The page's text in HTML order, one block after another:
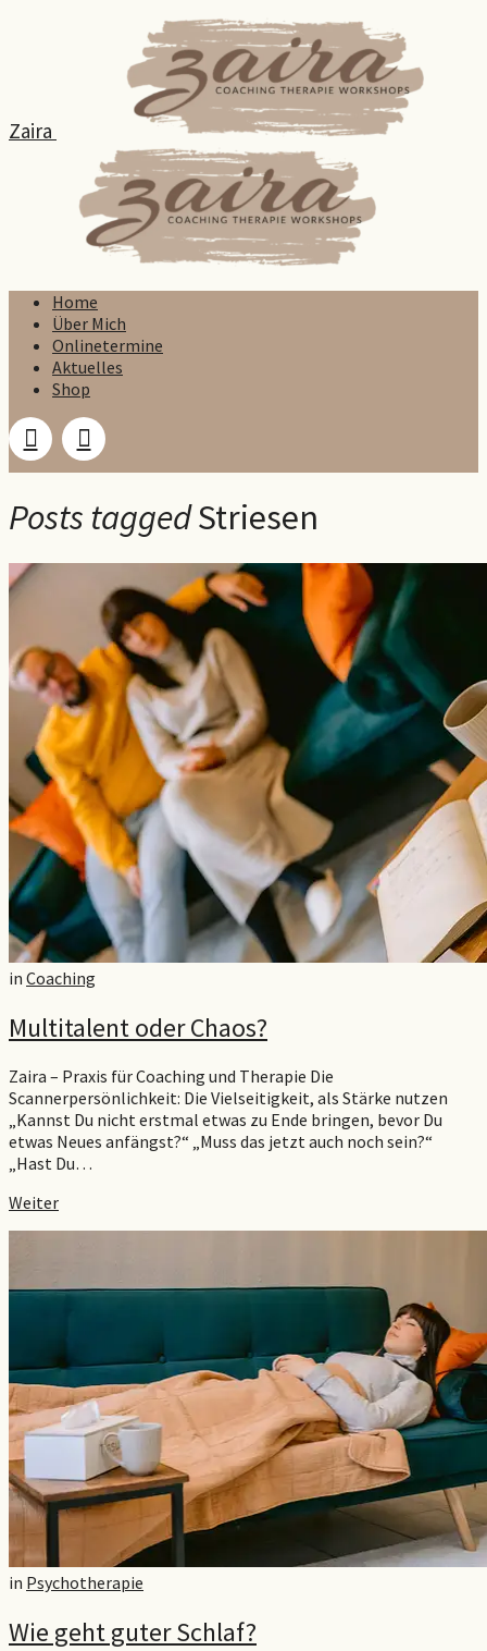
Zaira
Home
Über Mich
Onlinetermine
Aktuelles
Shop
Posts taggedStriesen
in Coaching
Multitalent oder Chaos?
Zaira – Praxis für Coaching und Therapie Die
Scannerpersönlichkeit: Die Vielseitigkeit, als Stärke nutzen
„Kannst Du nicht erstmal etwas zu Ende bringen, bevor Du
etwas Neues anfängst?“ „Muss das jetzt auch noch sein?“
„Hast Du…
Weiter
in Psychotherapie
Wie geht guter Schlaf?